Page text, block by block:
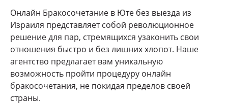
Онлайн Бракосочетание в Юте без выезда из
Израиля представляет собой революционное
решение для пар, стремящихся узаконить свои
отношения быстро и без лишних хлопот. Наше
агентство предлагает вам уникальную
возможность пройти процедуру онлайн
бракосочетания, не покидая пределов своей
страны.